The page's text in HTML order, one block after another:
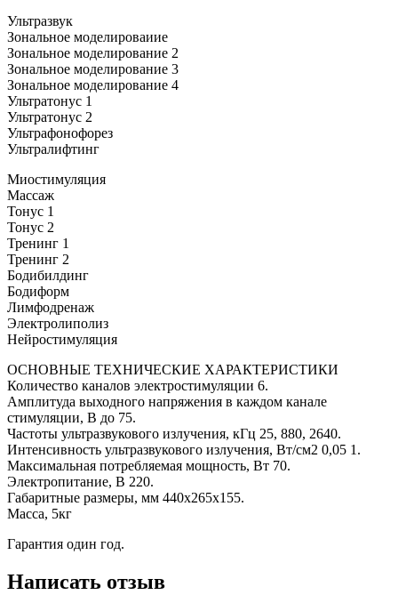
Ультразвук
Зональное моделироваиие
Зональное моделирование 2
Зональное моделирование 3
Зональное моделирование 4
Ультратонус 1
Ультратонус 2
Ультрафонофорез
Ультралифтинг
Миостимуляция
Массаж
Тонус 1
Тонус 2
Тренинг 1
Тренинг 2
Бодибилдинг
Бодиформ
Лимфодренаж
Электролиполиз
Нейростимуляция
ОСНОВНЫЕ ТЕХНИЧЕСКИЕ ХАРАКТЕРИСТИКИ
Количество каналов электростимуляции 6.
Амплитуда выходного напряжения в каждом канале
стимуляции, В до 75.
Частоты ультразвукового излучения, кГц 25, 880, 2640.
Интенсивность ультразвукового излучения, Вт/см2 0,05 1.
Максимальная потребляемая мощность, Вт 70.
Электропитание, В 220.
Габаритные размеры, мм 440х265х155.
Масса, 5кг
Гарантия один год.
Написать отзыв